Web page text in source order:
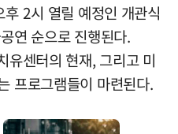
2시 열릴 예정인 개관식
연 순으로 진행된다.
센터의 현재, 그리고 미
프로그램들이 마련된다.